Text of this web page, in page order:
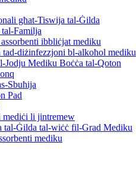
għat-Tiswija tal-Ġilda
Familja
ibbliċjat mediku
tad-diżinfezzjoni bl-alkoħol mediku
Jodju Mediku Boċċa tal-Qoton
Sbuħija
Pad
li jintremew
tal-Ġilda tal-wiċċ fil-Grad Mediku
mediku